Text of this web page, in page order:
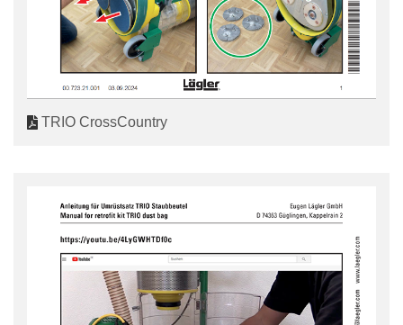
TRIO CrossCountry